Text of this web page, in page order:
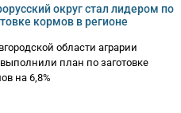
округ стал лидером по
кормов в регионе
области аграрии
план по заготовке
на 6,8%